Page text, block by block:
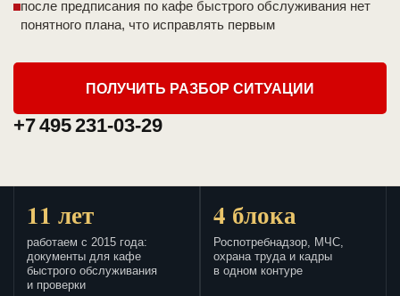
после предписания по кафе быстрого обслуживания нет
понятного плана, что исправлять первым
ПОЛУЧИТЬ РАЗБОР СИТУАЦИИ
+7 495 231-03-29
11 лет
работаем с 2015 года:
документы для кафе
быстрого обслуживания
и проверки
4 блока
Роспотребнадзор, МЧС,
охрана труда и кадры
в одном контуре